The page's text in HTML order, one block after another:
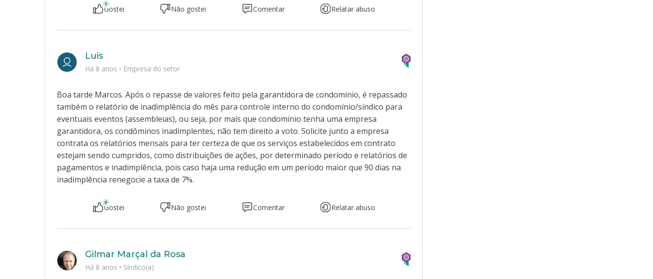
1
Gostei Não gostei Comentar Relatar abuso
Boa tarde Marcos. Após o repasse de valores feito pela garantidora de condomínio, é repassado
também o relatório de inadimplência do mês para controle interno do condomínio/síndico para
eventuais eventos (assembleias), ou seja, por mais que condomínio tenha uma empresa
garantidora, os condôminos inadimplentes, não tem direito a voto. Solicite junto a empresa
contrata os relatórios mensais para ter certeza de que os serviços estabelecidos em contrato
estejam sendo cumpridos, como distribuições de ações, por determinado período e relatórios de
pagamentos e inadimplência, pois caso haja uma redução em um período maior que 90 dias na
inadimplência renegocie a taxa de 7%.
Luis
Há 8 anos • Empresa do setor
0
Gostei Não gostei Comentar Relatar abuso
Gilmar Marçal da Rosa
Há 8 anos • Síndico(a)